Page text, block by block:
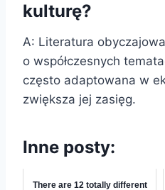
kulturę?
A: Literatura
o współczesnych
często adaptowana w
zwiększa jej zasięg.
Inne posty:
There are 12 totally different